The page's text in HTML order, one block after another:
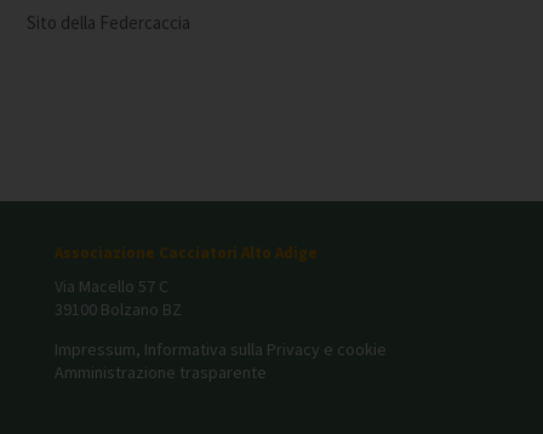
Sito della Federcaccia
Associazione Cacciatori Alto Adige
Via Macello 57 C
39100 Bolzano BZ
Impressum, Informativa sulla Privacy e cookie
Amministrazione trasparente